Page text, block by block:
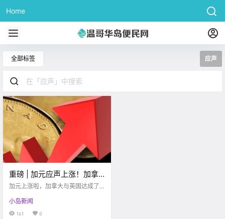
Home
全部标签 应声
重磅 | 加元应声上涨！加拿
大与英国达成前所未有协议
加元上涨啦，加拿大与英国达成了
小岛新闻
161 0